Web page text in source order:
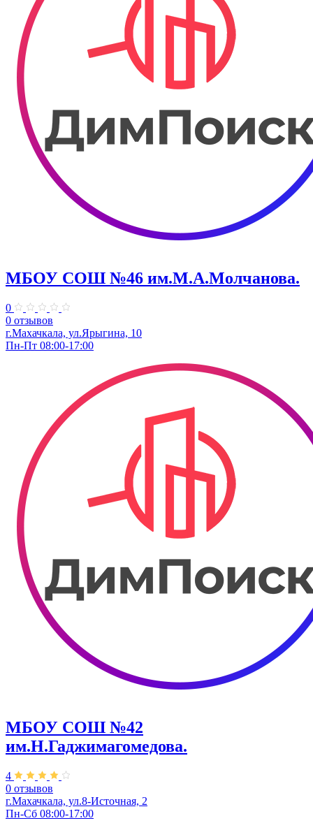
МБОУ СОШ №46 им.М.А.Молчанова.
0
0 отзывов
г.Махачкала, ул.Ярыгина, 10
Пн-Пт 08:00-17:00
МБОУ СОШ №42
им.Н.Гаджимагомедова.
4
0 отзывов
г.Махачкала, ул.8-Источная, 2
Пн-Сб 08:00-17:00